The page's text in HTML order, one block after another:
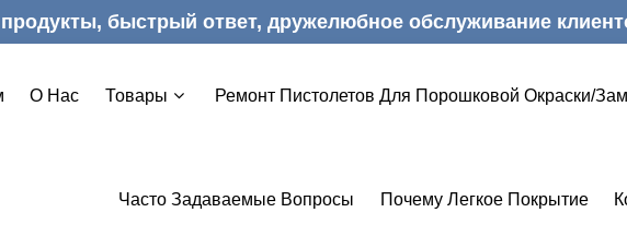
быстрый ответ, дружелюбное обслуживание
О Нас Товары Ремонт Пистолетов Для Порошковой Окраски/
Часто Задаваемые Вопросы Почему Легкое Покрытие